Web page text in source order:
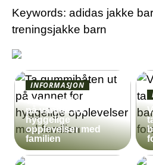
Keywords: adidas jakke
treningsjakke barn
INFORMASJON
Ta gummibåten ut
på vannet for
hyggelige
opplevelser med
familien